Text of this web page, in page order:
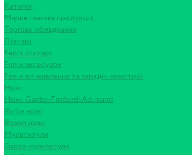
Каталог
Маркетингова продукція
Торгове обладнання
Ліхтарі
Fenix ліхтарі
Fenix аксесуари
Fenix ел живлення та зарядні пристрої
Ножі
Ножі Ganzo-Firebird-Adimanti
Ruike ножі
Roxon ножi
Мультитули
Ganzo мультитули